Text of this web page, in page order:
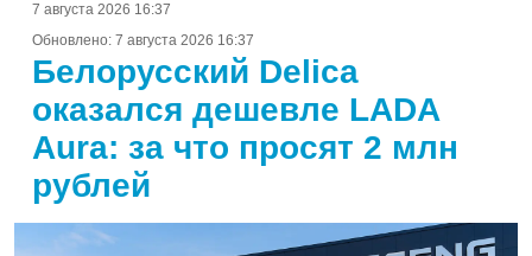
7 августа 2026 16:37
Обновлено: 7 августа 2026 16:37
Белорусский Delica
оказался дешевле LADA
Aura: за что просят 2 млн
рублей